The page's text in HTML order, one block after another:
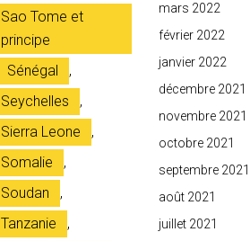
Sao Tome et
principe
Sénégal
,
Seychelles
,
Sierra Leone
,
Somalie
,
Soudan
,
Tanzanie
,
mars 2022
février 2022
janvier 2022
décembre 2021
novembre 2021
octobre 2021
septembre 2021
août 2021
juillet 2021